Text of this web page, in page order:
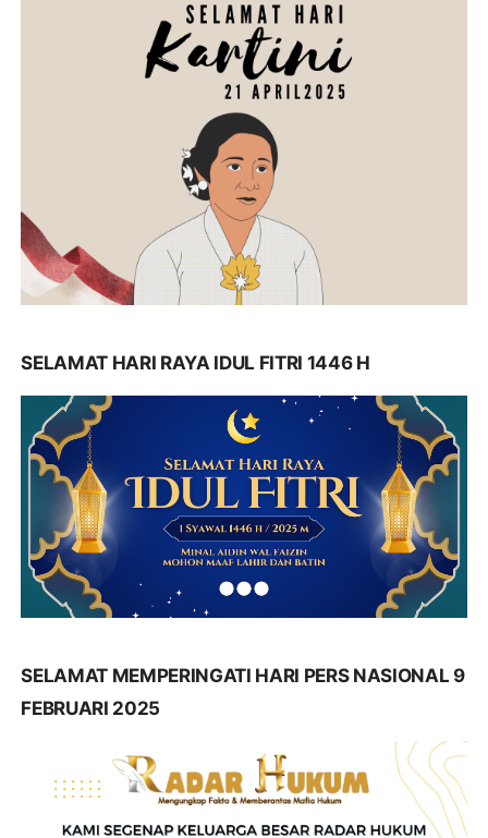
SELAMAT HARI RAYA IDUL FITRI 1446 H
SELAMAT MEMPERINGATI HARI PERS NASIONAL 9
FEBRUARI 2025